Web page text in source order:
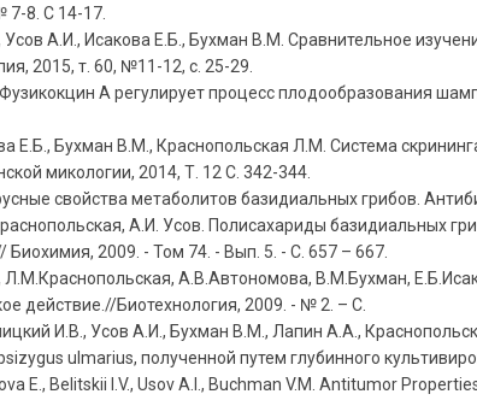
7-8. С 14-17.
А.И., Исакова Е.Б., Бухман В.М. Сравнительное
2015, т. 60, №11-12, с. 25-29.
А регулирует процесс плодообразования
Бухман В.М., Краснопольская Л.М. Система
микологии, 2014, Т. 12 С. 342-344.
свойства метаболитов базидиальных грибов.
А.И. Усов. Полисахариды базидиальных
Биохимия, 2009. - Том 74. - Вып. 5. - С. 657 – 667.
А.В.Автономова, В.М.Бухман,
действие.//Биотехнология, 2009. - № 2. – С.
И.В., Усов А.И., Бухман В.М., Лапин А.А.,
ulmarius, полученной путем глубинного
E., Belitskii I.V., Usov A.I., Buchman V.M. Antitumor